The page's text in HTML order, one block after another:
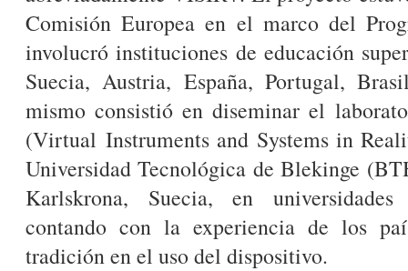
Comisión Europea en el marco del
involucró instituciones de educación
Suecia, Austria, España, Portugal,
mismo consistió en diseminar el
(Virtual Instruments and Systems in
Universidad Tecnológica de Blekinge
Karlskrona, Suecia, en universidades
contando con la experiencia de los
tradición en el uso del dispositivo.